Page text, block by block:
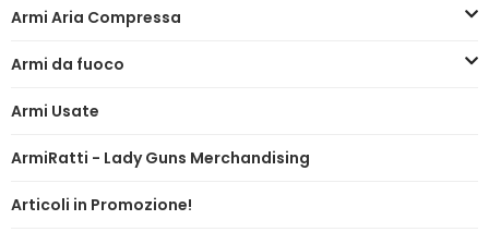
Armi Aria Compressa
Armi da fuoco
Armi Usate
ArmiRatti - Lady Guns Merchandising
Articoli in Promozione!